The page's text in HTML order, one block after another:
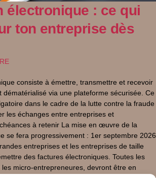
électronique : ce qui
ton entreprise dès
consiste à émettre, transmettre et recevoir
dématérialisé via une plateforme sécurisée. Ce
dans le cadre de la lutte contre la fraude
les échanges entre entreprises et
à retenir La mise en œuvre de la
se fera progressivement : 1er septembre 2026
entreprises et les entreprises de taille
des factures électroniques. Toutes les
micro-entrepreneures, devront être en